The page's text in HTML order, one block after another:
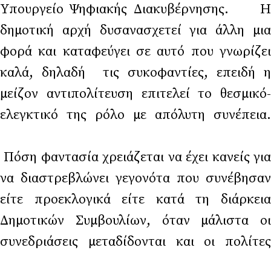
Υπουργείο Ψηφιακής Διακυβέρνησης. Η
δημοτική αρχή δυσανασχετεί για άλλη μια
φορά και καταφεύγει σε αυτό που γνωρίζει
καλά, δηλαδή τις συκοφαντίες, επειδή η
μείζον αντιπολίτευση επιτελεί το θεσμικό-
ελεγκτικό της ρόλο με απόλυτη συνέπεια.
Πόση φαντασία χρειάζεται να έχει κανείς για
να διαστρεβλώνει γεγονότα που συνέβησαν
είτε προεκλογικά είτε κατά τη διάρκεια
Δημοτικών Συμβουλίων, όταν μάλιστα οι
συνεδριάσεις μεταδίδονται και οι πολίτες